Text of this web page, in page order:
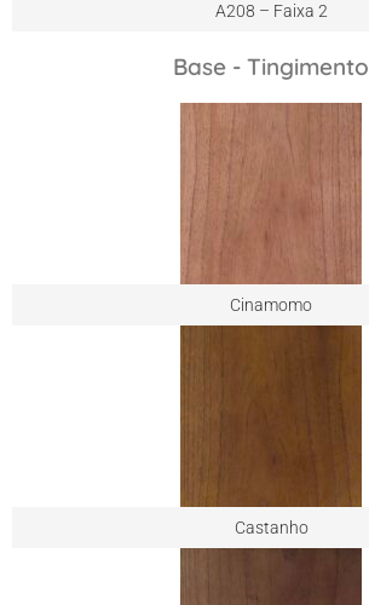
A208 – Faixa 2
Base - Tingimento
Cinamomo
Castanho